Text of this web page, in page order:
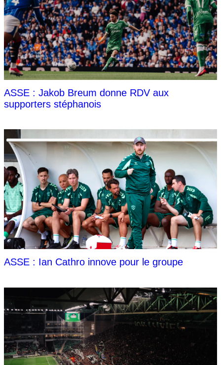
ASSE : Jakob Breum donne RDV aux
supporters stéphanois
ASSE : Ian Cathro innove pour le groupe